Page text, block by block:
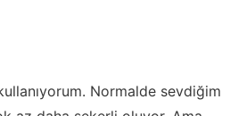
Normalde sevdiğim